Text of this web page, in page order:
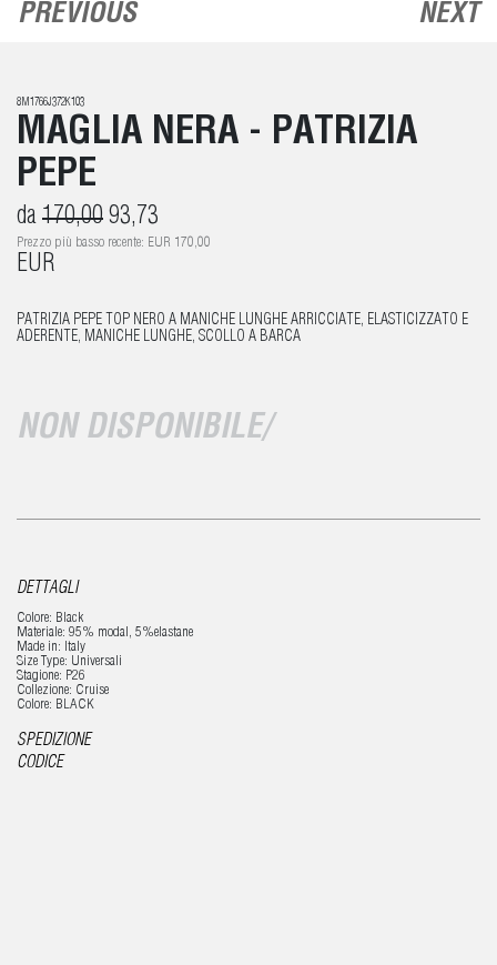
PREVIOUS NEXT
8M1766J372K103
MAGLIA NERA - PATRIZIA
PEPE
da 170,00 93,73
Prezzo più basso recente: EUR 170,00
EUR
PATRIZIA PEPE TOP NERO A MANICHE LUNGHE ARRICCIATE, ELASTICIZZATO E
ADERENTE, MANICHE LUNGHE, SCOLLO A BARCA
NON DISPONIBILE/
DETTAGLI
Colore: Black
Materiale: 95% modal, 5%elastane
Made in: Italy
Size Type: Universali
Stagione: P26
Collezione: Cruise
Colore: BLACK
SPEDIZIONE
CODICE